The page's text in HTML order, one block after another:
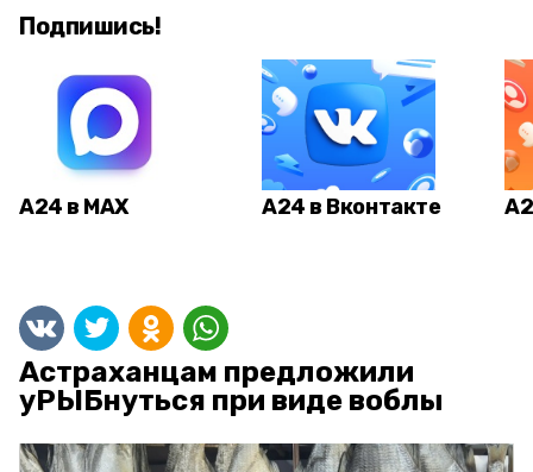
Подпишись!
А24 в MAX А24 в Вконтакте
Астраханцам предложили
уРЫБнуться при виде воблы